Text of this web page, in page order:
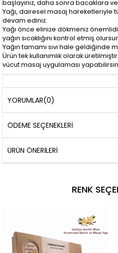
başlayınız, daha sonra bacaklara
Yağı, dairesel masaj hareketleriyle
devam ediniz.
Yağı önce elinize dökmeniz
yağın sıcaklığını kontrol etmiş
Yağın tamamı sıvı hale geldiğinde
Ürün tek kullanımlık olarak
vücut masaj uygulaması
YORUMLAR(0)
ÖDEME SEÇENEKLERI
ÜRÜN ÖNERILERI
RENK